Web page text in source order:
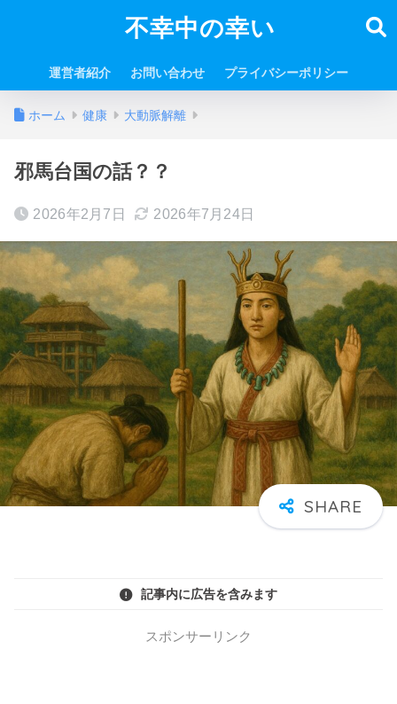
不幸中の幸い
運営者紹介 お問い合わせ プライバシーポリシー
ホーム 健康 大動脈解離
邪馬台国の話？？
2026年2月7日 2026年7月24日
記事内に広告を含みます
スポンサーリンク